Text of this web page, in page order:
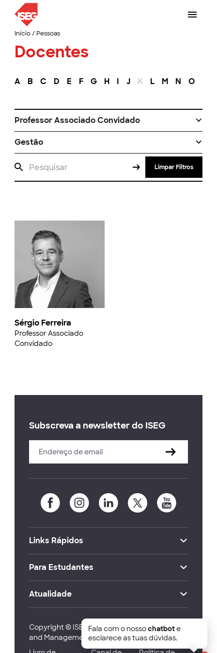
Início/ Pessoas
Docentes
A B C D E F G H I J K L M N O
Professor Associado Convidado
Gestão
Limpar Filtros
Sérgio Ferreira
Professor Associado
Convidado
Subscreva a newsletter do ISEG
Links Rápidos
Para Estudantes
Atualidade
Copyright © ISEG Lisbon School of Economics
and Management 2026
Fala com o nossochatbote
esclarece as tuas dúvidas.